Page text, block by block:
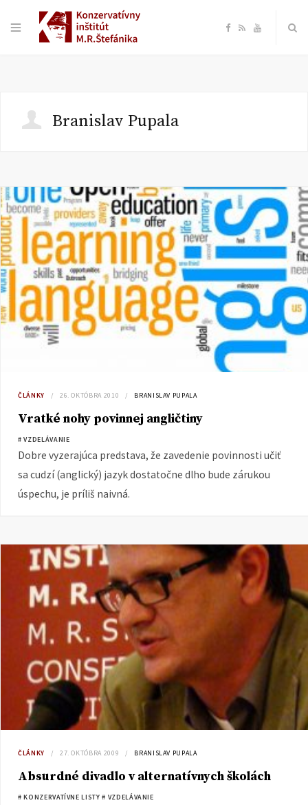
F
o
o
k
R Y
b
e
Branislav Pupala
ČLÁNKY 26. OKTÓBRA 2010 BRANISLAV PUPALA
Vratké nohy povinnej angličtiny
# VZDELÁVANIE
Dobre vyzerajúca predstava, že zavedenie povinnosti učiť
sa cudzí (anglický) jazyk dostatočne dlho bude zárukou
úspechu, je príliš naivná.
ČLÁNKY 27. OKTÓBRA 2009 BRANISLAV PUPALA
Absurdné divadlo v alternatívnych školách
# KONZERVATÍVNE LISTY # VZDELÁVANIE